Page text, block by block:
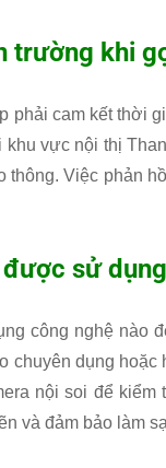
trường khi
phải cam kết thời
khu vực nội thị
thông. Việc phản
sử dụng
công nghệ nào
chuyên dụng hoặc
nội soi để
và đảm bảo làm